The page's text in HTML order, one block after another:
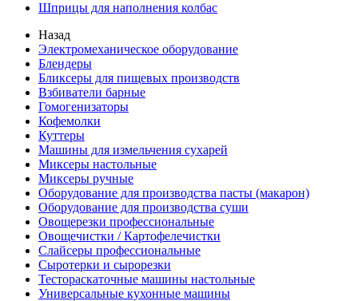
Шприцы для наполнения колбас
Назад
Электромеханическое оборудование
Блендеры
Бликсеры для пищевых производств
Взбиватели барные
Гомогенизаторы
Кофемолки
Куттеры
Машины для измельчения сухарей
Миксеры настольные
Миксеры ручные
Оборудование для производства пасты (макарон)
Оборудование для производства суши
Овощерезки профессиональные
Овощечистки / Картофелечистки
Слайсеры профессиональные
Сыротерки и сырорезки
Тестораскаточные машины настольные
Универсальные кухонные машины